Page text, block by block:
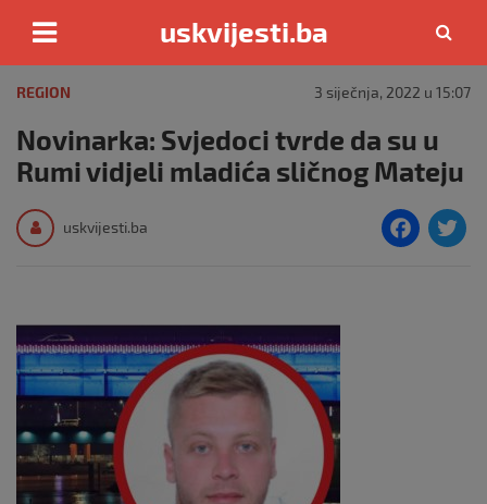
content
uskvijesti.ba
REGION 3 siječnja, 2022 u 15:07
Novinarka: Svjedoci tvrde da su u
Rumi vidjeli mladića sličnog Mateju
uskvijesti.ba
F